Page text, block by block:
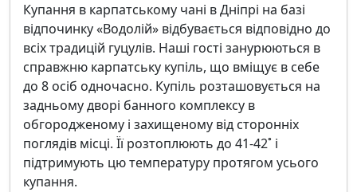
Купання в карпатському чані в Дніпрі на базі
відпочинку «Водолій» відбувається відповідно до
всіх традицій гуцулів. Наші гості занурюються в
справжню карпатську купіль, що вміщує в себе
до 8 осіб одночасно. Купіль розташовується на
задньому дворі банного комплексу в
обгородженому і захищеному від сторонніх
поглядів місці. Її розтоплюють до 41-42˚ і
підтримують цю температуру протягом усього
купання.